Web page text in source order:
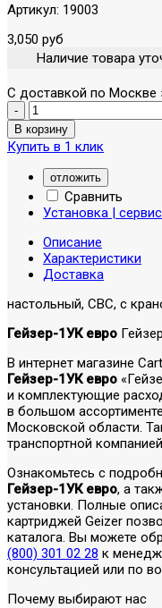
Артикул: 19003
3,050 руб
Наличие товара
С доставкой по Москве
Купить в 1 клик
отложить
Сравнить
Установка |
Описание
Характеристики
Доставка
настольный, СВС, с
Гейзер-1УК евро
В интернет магазине
Гейзер-1УК евро
и комплектующие
в большом
Московской области.
транспортной
Ознакомьтесь с
Гейзер-1УК евро, а
установки. Полные
картриджей Geizer
каталога. Вы можете
(800) 301 02 28 к
консультацией или по
Почему выбирают нас